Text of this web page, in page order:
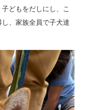
どもをだしにし、こ
、家族全員で子犬達